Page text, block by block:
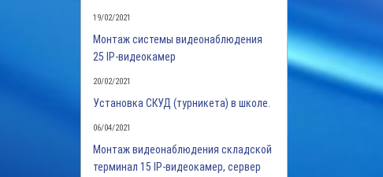
19/02/2021
Монтаж системы видеонаблюдения
25 IP-видеокамер
20/02/2021
Установка СКУД (турникета) в школе.
06/04/2021
Монтаж видеонаблюдения складской
терминал 15 IP-видеокамер, сервер